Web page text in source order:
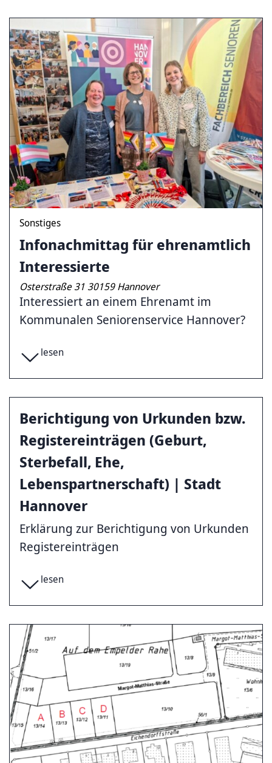
Sonstiges
Infonachmittag für ehrenamtlich
Interessierte
Osterstraße 31 30159 Hannover
Interessiert an einem Ehrenamt im
Kommunalen Seniorenservice Hannover?
lesen
Berichtigung von Urkunden bzw.
Registereinträgen (Geburt,
Sterbefall, Ehe,
Lebenspartnerschaft) | Stadt
Hannover
Erklärung zur Berichtigung von Urkunden
Registereinträgen
lesen